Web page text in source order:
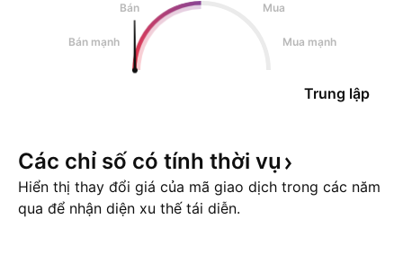
Bán
Mua
Bán mạnh Mua mạnh
Trung lập
Các chỉ số có tính thời vụ
Hiển thị thay đổi giá của mã giao dịch trong các năm
qua để nhận diện xu thế tái diễn.